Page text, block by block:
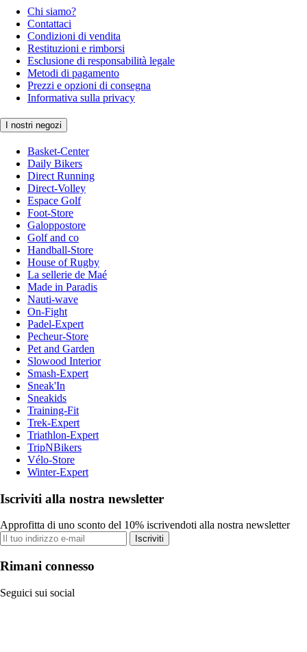
Chi siamo?
Contattaci
Condizioni di vendita
Restituzioni e rimborsi
Esclusione di responsabilità legale
Metodi di pagamento
Prezzi e opzioni di consegna
Informativa sulla privacy
I nostri negozi
Basket-Center
Daily Bikers
Direct Running
Direct-Volley
Espace Golf
Foot-Store
Galoppostore
Golf and co
Handball-Store
House of Rugby
La sellerie de Maé
Made in Paradis
Nauti-wave
On-Fight
Padel-Expert
Pecheur-Store
Pet and Garden
Slowood Interior
Smash-Expert
Sneak'In
Sneakids
Training-Fit
Trek-Expert
Triathlon-Expert
TripNBikers
Vélo-Store
Winter-Expert
Iscriviti alla nostra newsletter
Approfitta di uno sconto del 10% iscrivendoti alla nostra newsletter
Iscriviti
Rimani connesso
Seguici sui social